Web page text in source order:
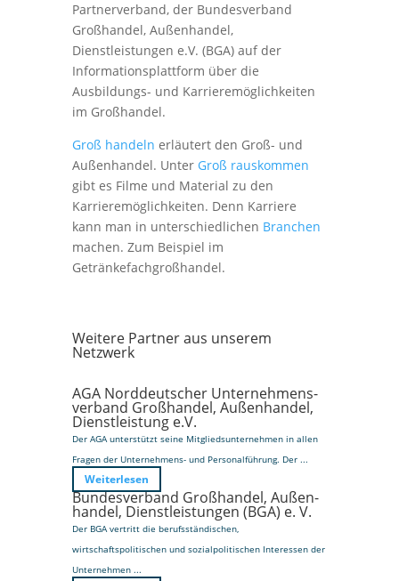
Partnerverband, der Bundesverband
Großhandel, Außenhandel,
Dienstleistungen e.V. (BGA) auf der
Informationsplattform über die
Ausbildungs- und Karrieremöglichkeiten
im Großhandel.
Groß handeln erläutert den Groß- und
Außenhandel. Unter Groß rauskommen
gibt es Filme und Material zu den
Karrieremöglichkeiten. Denn Karriere
kann man in unterschiedlichen Branchen
machen. Zum Beispiel im
Getränkefachgroßhandel.
Weitere Partner aus unserem
Netzwerk
AGA Norddeutscher Unternehmens­
verband Groß­handel, Außen­handel,
Dienst­leistung e.V.
Der AGA unterstützt seine Mitgliedsunternehmen in allen
Fragen der Unternehmens- und Personalführung. Der ...
Weiterlesen
Bundesverband Groß­handel, Außen­
handel, Dienst­leistungen (BGA) e. V.
Der BGA vertritt die berufsständischen,
wirtschaftspolitischen und sozialpolitischen Interessen der
Unternehmen ...